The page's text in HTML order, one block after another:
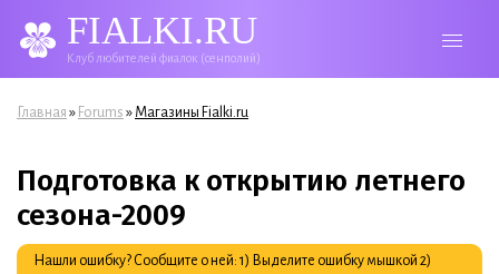
FIALKI.RU
Клуб любителей фиалок (сенполий)
Вы здесь
Главная » Forums » Магазины Fialki.ru
Подготовка к открытию летнего
сезона-2009
Нашли ошибку? Сообщите о ней: 1) Выделите ошибку мышкой 2)